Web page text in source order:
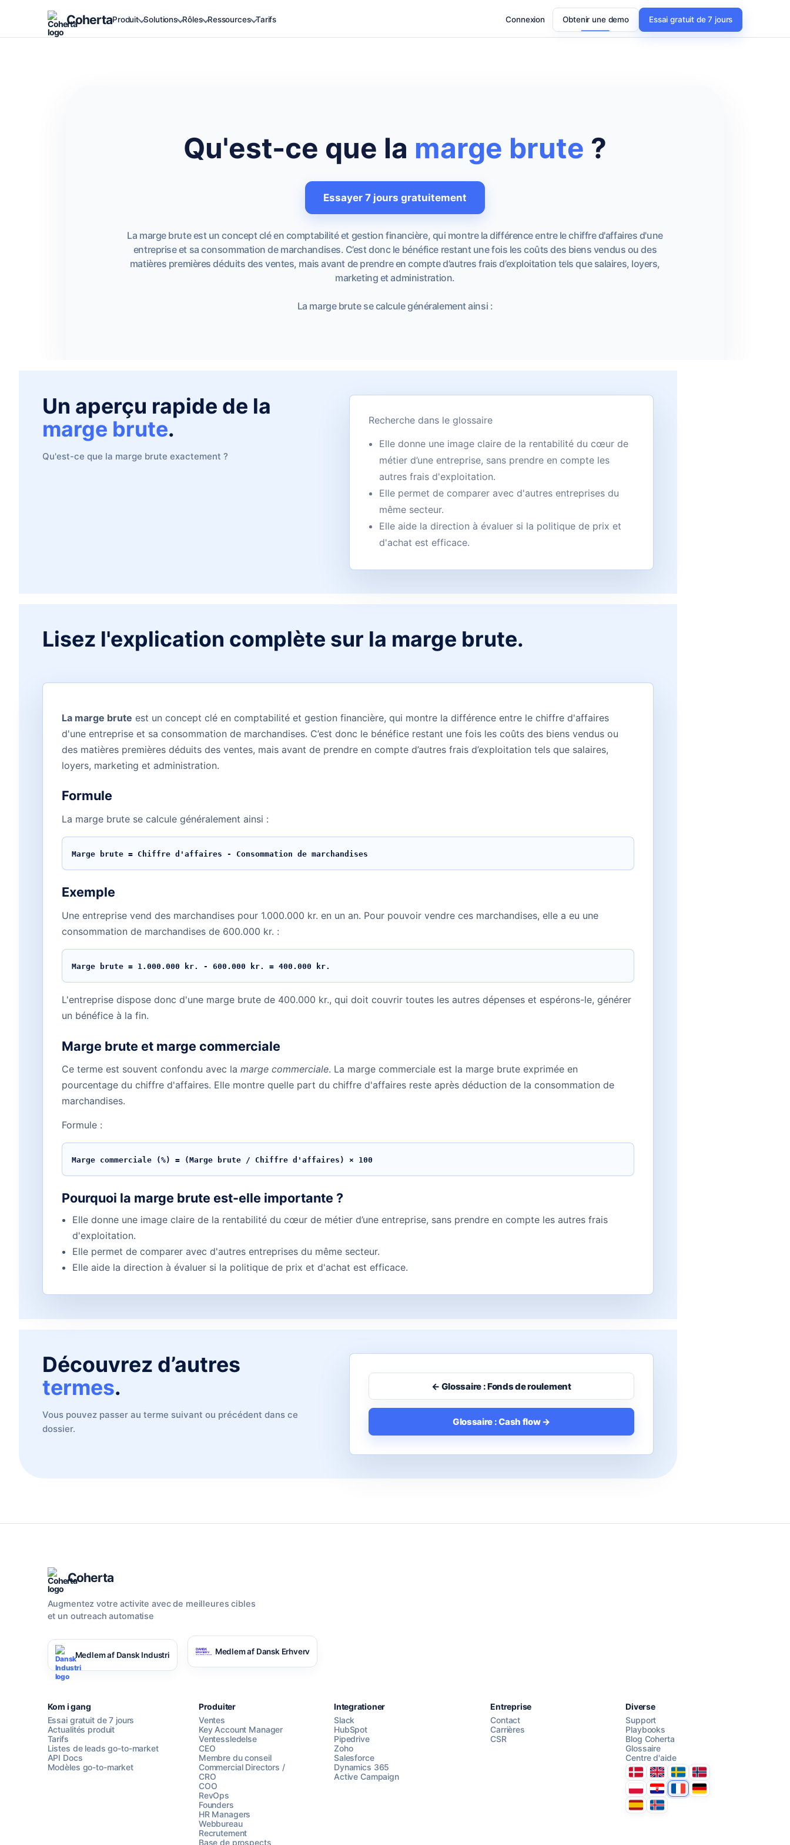
CohertaProduit Solutions Rôles Ressources Tarifs Connexion Obtenir une demo Essai gratuit de 7 jours
Qu'est-ce que la marge brute ?
Essayer 7 jours gratuitement
La marge brute est un concept clé en comptabilité et gestion financière, qui montre la différence entre le chiffre d'affaires d'une
entreprise et sa consommation de marchandises. C’est donc le bénéfice restant une fois les coûts des biens vendus ou des
matières premières déduits des ventes, mais avant de prendre en compte d’autres frais d’exploitation tels que salaires, loyers,
marketing et administration.
La marge brute se calcule généralement ainsi :
Un aperçu rapide de la
marge brute.
Qu'est-ce que la marge brute exactement ?
Recherche dans le glossaire
Elle donne une image claire de la rentabilité du cœur de
métier d’une entreprise, sans prendre en compte les
autres frais d'exploitation.
Elle permet de comparer avec d'autres entreprises du
même secteur.
Elle aide la direction à évaluer si la politique de prix et
d'achat est efficace.
Lisez l'explication complète sur la marge brute.
La marge brute est un concept clé en comptabilité et gestion financière, qui montre la différence entre le chiffre d'affaires
d'une entreprise et sa consommation de marchandises. C’est donc le bénéfice restant une fois les coûts des biens vendus ou
des matières premières déduits des ventes, mais avant de prendre en compte d’autres frais d’exploitation tels que salaires,
loyers, marketing et administration.
Formule
La marge brute se calcule généralement ainsi :
Marge brute = Chiffre d'affaires - Consommation de marchandises
Exemple
Une entreprise vend des marchandises pour 1.000.000 kr. en un an. Pour pouvoir vendre ces marchandises, elle a eu une
consommation de marchandises de 600.000 kr. :
Marge brute = 1.000.000 kr. - 600.000 kr. = 400.000 kr.
L'entreprise dispose donc d'une marge brute de 400.000 kr., qui doit couvrir toutes les autres dépenses et espérons-le, générer
un bénéfice à la fin.
Marge brute et marge commerciale
Ce terme est souvent confondu avec lamarge commerciale. La marge commerciale est la marge brute exprimée en
pourcentage du chiffre d'affaires. Elle montre quelle part du chiffre d'affaires reste après déduction de la consommation de
marchandises.
Formule :
Marge commerciale (%) = (Marge brute / Chiffre d'affaires) × 100
Pourquoi la marge brute est-elle importante ?
Elle donne une image claire de la rentabilité du cœur de métier d’une entreprise, sans prendre en compte les autres frais
d'exploitation.
Elle permet de comparer avec d'autres entreprises du même secteur.
Elle aide la direction à évaluer si la politique de prix et d'achat est efficace.
Découvrez d’autres
termes.
Vous pouvez passer au terme suivant ou précédent dans ce
dossier.
← Glossaire : Fonds de roulement
Glossaire : Cash flow →
Chattez avec nous
AI Campaign Assist
Coherta
Augmentez votre activite avec de meilleures cibles
et un outreach automatise
Medlem af Dansk Industri Medlem af Dansk Erhverv
Kom i gang
Essai gratuit de 7 jours
Actualités produit
Tarifs
Listes de leads go-to-market
API Docs
Modèles go-to-market
Produiter
Ventes
Key Account Manager
Ventessledelse
CEO
Membre du conseil
Commercial Directors /
CRO
COO
RevOps
Founders
HR Managers
Webbureau
Recrutement
Base de prospects
Integrationer
Slack
HubSpot
Pipedrive
Zoho
Salesforce
Dynamics 365
Active Campaign
Entreprise
Contact
Carrières
CSR
Diverse
Support
Playbooks
Blog Coherta
Glossaire
Centre d'aide
DanmarkUnited Kingdom
SverigeNorge
PolskaHrvatskaFranceDeutschland
EspanaÍsland